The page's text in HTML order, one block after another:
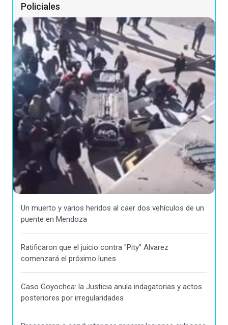
Policiales
Un muerto y varios heridos al caer dos vehículos de un
puente en Mendoza
Ratificaron que el juicio contra "Pity" Alvarez
comenzará el próximo lunes
Caso Goyochea: la Justicia anula indagatorias y actos
posteriores por irregularidades